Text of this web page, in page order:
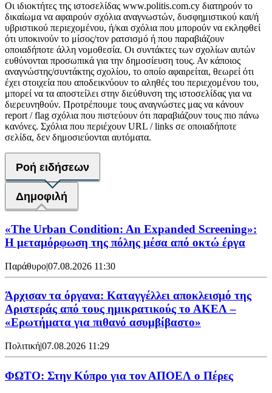
Οι ιδιοκτήτες της ιστοσελίδας www.politis.com.cy διατηρούν το
δικαίωμα να αφαιρούν σχόλια αναγνωστών, δυσφημιστικού και/ή
υβριστικού περιεχομένου, ή/και σχόλια που μπορούν να εκληφθεί
ότι υποκινούν το μίσος/τον ρατσισμό ή που παραβιάζουν
οποιαδήποτε άλλη νομοθεσία. Οι συντάκτες των σχολίων αυτών
ευθύνονται προσωπικά για την δημοσίευση τους. Αν κάποιος
αναγνώστης/συντάκτης σχολίου, το οποίο αφαιρείται, θεωρεί ότι
έχει στοιχεία που αποδεικνύουν το αληθές του περιεχομένου του,
μπορεί να τα αποστείλει στην διεύθυνση της ιστοσελίδας για να
διερευνηθούν. Προτρέπουμε τους αναγνώστες μας να κάνουν
report / flag σχόλια που πιστεύουν ότι παραβιάζουν τους πιο πάνω
κανόνες. Σχόλια που περιέχουν URL / links σε οποιαδήποτε
σελίδα, δεν δημοσιεύονται αυτόματα.
Ροή ειδήσεων
Δημοφιλή
«The Urban Condition: An Expanded Screening»:
Η μεταμόρφωση της πόλης μέσα από οκτώ έργα
Παράθυρο|07.08.2026 11:30
Άρχισαν τα όργανα: Καταγγέλλει αποκλεισμό της
Αριστεράς από τους ημικρατικούς το ΑΚΕΛ –
«Ερωτήματα για πιθανό ασυμβίβαστο»
Πολιτική|07.08.2026 11:29
ΦΩΤΟ: Στην Κύπρο για τον ΑΠΟΕΛ ο Πέρες